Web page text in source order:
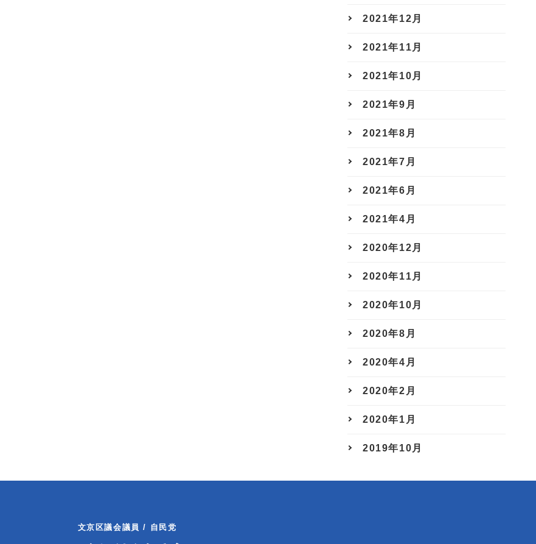
2021年12月
2021年11月
2021年10月
2021年9月
2021年8月
2021年7月
2021年6月
2021年4月
2020年12月
2020年11月
2020年10月
2020年8月
2020年4月
2020年2月
2020年1月
2019年10月
文京区議会議員 / 自民党